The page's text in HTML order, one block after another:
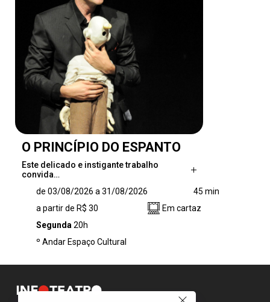
O PRINCÍPIO DO ESPANTO
Este delicado e instigante trabalho
convida…
público a mergulhar em uma experiência
poética na qual o silêncio fala mais alto do que
qualquer palavra. Em cena, um boneco
manipula objetos, cria movimentos, apaixona-
gestos
de 03/08/2026 a 31/08/2026
45 min
a partir de R$ 30
Em cartaz
Segunda 20h
º Andar Espaço Cultural